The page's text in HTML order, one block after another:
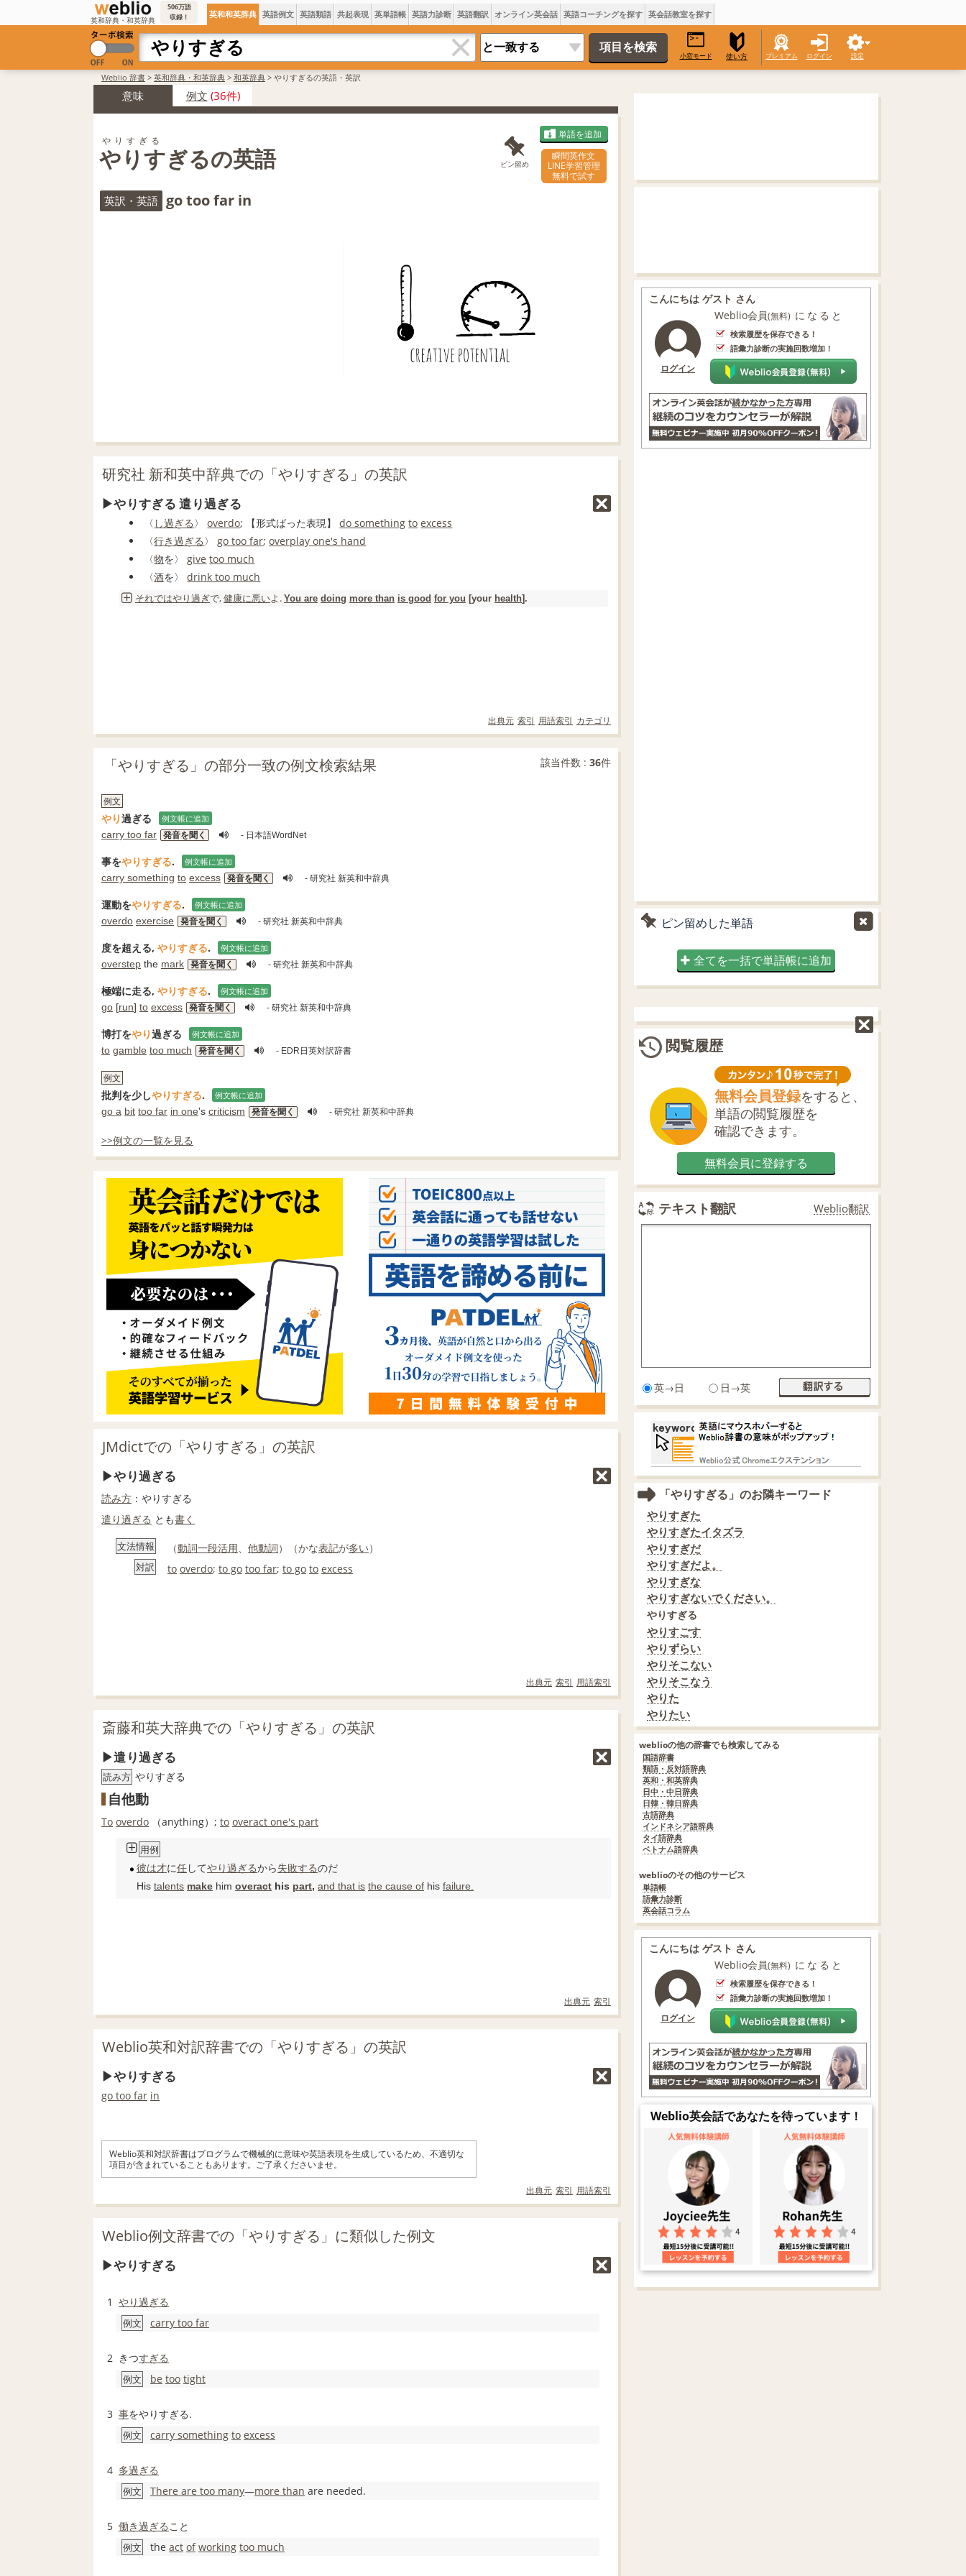
英和辞典・和英辞典
506万語
収録！
英和和英辞典 英語例文 英語類語 共起表現 英単語帳 英語力診断 英語翻訳 オンライン英会話 英語コーチングを探す 英会話教室を探す
小窓モード 使い方 プレミアム ログイン 設定
Weblio 辞書 > 英和辞典・和英辞典 > 和英辞典 > やりすぎるの英語・英訳
意味 例文 (36件)
やりすぎるの英語
やりすぎる
ピン留め
単語を追加
瞬間英作文
LINE学習管理
無料で試す
英訳・英語 go too far in
研究社 新和英中辞典での「やりすぎる」の英訳
やりすぎる 遣り過ぎる
〈 し過ぎる 〉overdo; 【形式ばった表現】 do something to excess
〈行き過ぎる 〉go too far;overplay one's hand
〈物を〉give too much
〈酒を〉drink too much
それではやり過ぎで,健康に悪いよ. You are doing more than is good for you [your health].
出典元 索引 用語索引 カテゴリ
「やりすぎる」の部分一致の例文検索結果 該当件数 : 36件
例文
やり過ぎる 例文帳に追加
carry too far 発音を聞く - 日本語WordNet
事をやりすぎる. 例文帳に追加
carry something to excess 発音を聞く - 研究社 新英和中辞典
運動をやりすぎる. 例文帳に追加
overdo exercise 発音を聞く - 研究社 新英和中辞典
度を超える, やりすぎる. 例文帳に追加
overstep the mark 発音を聞く - 研究社 新英和中辞典
極端に走る, やりすぎる. 例文帳に追加
go [run] to excess 発音を聞く - 研究社 新英和中辞典
博打をやり過ぎる 例文帳に追加
to gamble too much 発音を聞く - EDR日英対訳辞書
例文
批判を少しやりすぎる. 例文帳に追加
go a bit too far in one's criticism 発音を聞く - 研究社 新英和中辞典
>>例文の一覧を見る
JMdictでの「やりすぎる」の英訳
やり過ぎる
読み方 ：やりすぎる
遣り過ぎる とも書く
文法情報 （動詞一段活用 他動詞）（かな表記が多い）
対訳 to overdo; to go too far; to go to excess
出典元 索引 用語索引
斎藤和英大辞典での「やりすぎる」の英訳
遣り過ぎる
読み方 やりすぎる
自他動
To overdo （anything）; to overact one's part
用例
彼は才に任してやり過ぎるから失敗するのだ
His talents make him overact his part, and that is the cause of his failure.
出典元 索引
Weblio英和対訳辞書での「やりすぎる」の英訳
やりすぎる
go too far in
Weblio英和対訳辞書はプログラムで機械的に意味や英語表現を生成しているため、不適切な
項目が含まれていることもあります。ご了承くださいませ。
出典元 索引 用語索引
Weblio例文辞書での「やりすぎる」に類似した例文
やりすぎる
1 やり過ぎる
例文 carry too far
2 きつすぎる
例文 be too tight
3 事をやりすぎる.
例文 carry something to excess
4 多過ぎる
例文 There are too many―more than are needed.
5 働き過ぎること
例文 the act of working too much
こんにちは ゲスト さん
ログイン
Weblio会員(無料) になると
検索履歴を保存できる！
語彙力診断の実施回数増加！
ピン留めした単語
全てを一括で単語帳に追加
閲覧履歴
無料会員登録をすると、
単語の閲覧履歴を
確認できます。
無料会員に登録する
テキスト翻訳 Weblio翻訳
英→日 日→英
「やりすぎる」のお隣キーワード
やりすぎた
やりすぎたイタズラ
やりすぎだ
やりすぎだよ。
やりすぎな
やりすぎないでください。
やりすぎる
やりすごす
やりずらい
やりそこない
やりそこなう
やりた
やりたい
weblioの他の辞書でも検索してみる
国語辞書
類語・反対語辞典
英和・和英辞典
日中・中日辞典
日韓・韓日辞典
古語辞典
インドネシア語辞典
タイ語辞典
ベトナム語辞典
weblioのその他のサービス
単語帳
語彙力診断
英会話コラム
こんにちは ゲスト さん
ログイン
Weblio会員(無料) になると
検索履歴を保存できる！
語彙力診断の実施回数増加！
Weblio英会話であなたを待っています！